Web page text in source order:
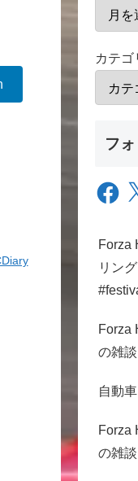
カテゴ
フ
X
Forza
リン
Forza
の雑談
自動
Forza
の雑談